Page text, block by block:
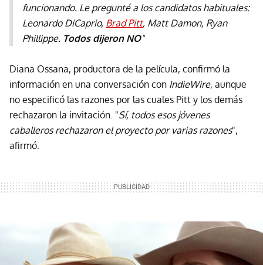
funcionando. Le pregunté a los candidatos habituales:
Leonardo DiCaprio, Brad Pitt, Matt Damon, Ryan
Phillippe. Todos dijeron NO"
Diana Ossana, productora de la película, confirmó la
información en una conversación con IndieWire, aunque
no especificó las razones por las cuales Pitt y los demás
rechazaron la invitación. "Sí, todos esos jóvenes
caballeros rechazaron el proyecto por varias razones",
afirmó.